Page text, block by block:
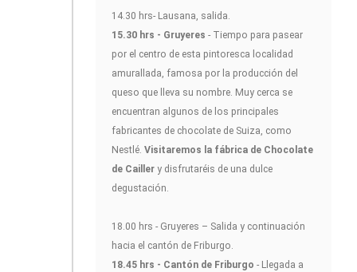
14.30 hrs- Lausana, salida.
15.30 hrs - Gruyeres - Tiempo para pasear
por el centro de esta pintoresca localidad
amurallada, famosa por la producción del
queso que lleva su nombre. Muy cerca se
encuentran algunos de los principales
fabricantes de chocolate de Suiza, como
Nestlé. Visitaremos la fábrica de Chocolate
de Cailler y disfrutaréis de una dulce
degustación.
18.00 hrs - Gruyeres – Salida y continuación
hacia el cantón de Friburgo.
18.45 hrs - Cantón de Friburgo - Llegada a